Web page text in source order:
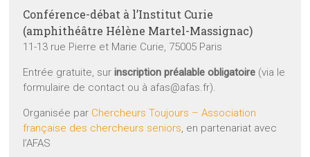
Conférence-débat à l’Institut Curie
(amphithéâtre Hélène Martel-Massignac)
11-13 rue Pierre et Marie Curie, 75005 Paris
Entrée gratuite, surinscription préalable obligatoire (via le
formulaire de contact ou à afas@afas.fr).
Organisée par Chercheurs Toujours – Association
française des chercheurs seniors , en partenariat avec
l’AFAS